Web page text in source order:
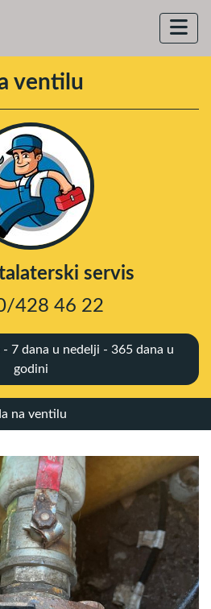
ventilu
servis
428 46 22
7 dana u nedelji - 365 dana u
godini
na ventilu